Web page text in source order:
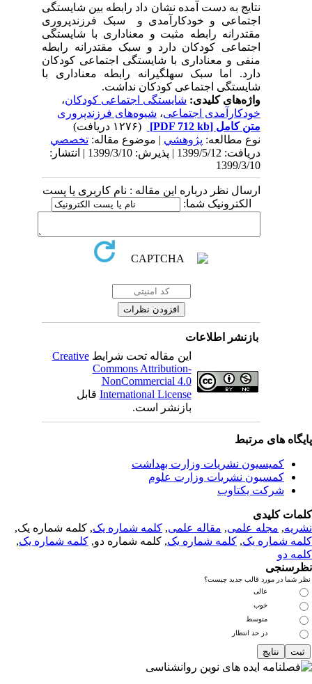
نتایج به دست آمده نشان داد رابطه بین شایستگی
اجتماعی و خودکارآمدی و سبک فرزندپروری
مقتدرانه رابطه مثبت و معناداری با شایستگی
اجتماعی کودکان دارد و سبک مقتدرانه رابطه
منفی و معناداری با شایستگی اجتماعی کودکان
دارد. اما سبک سهل­گیرانه رابطه معناداری با
شایستگی اجتماعی کودکان نداشت.
واژه‌های کلیدی:شایستگی اجتماعی کودکان،
خودکارآمدی اجتماعی،شیوه‌های فرزندپروری
متن کامل[PDF 712 kb]
نوع مطالعه:پژوهشي| موضوع مقاله:تخصصي
دریافت: 1399/5/12 | پذیرش: 1399/3/10 | انتشار:
1399/3/10
ارسال نظر درباره این مقاله : نام کاربری یا پست
الکترونیک شما:
بازنشر اطلاعات
این مقاله تحت شرایطCreative
Commons Attribution-
NonCommercial 4.0
International Licenseقابل
بازنشر است.
های مرتبط
کمیسیون نشریات وزارت بهداشت
کمسیون نشریات وزارت علوم
شرکت یکتاوب
کلیدی
,مجله علمی, مقاله علمی, کلمه شماره یک, کلمه شماره یک,
شماره یک,کلمه شماره یک, کلمه شماره دو,کلمه شماره یک,
دو
شما در مورد قالب جدید چیست؟
عالی
خوب
متوسط
در حد انتظار